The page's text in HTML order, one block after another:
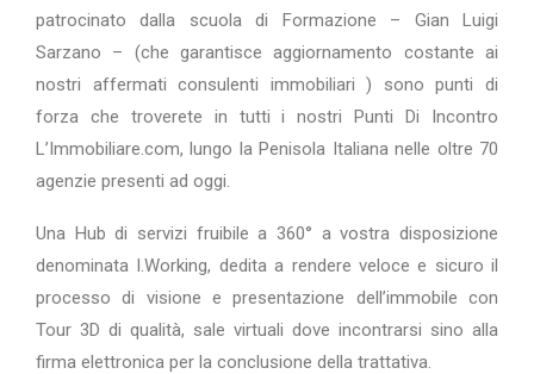
patrocinato dalla scuola di Formazione – Gian Luigi
Sarzano – (che garantisce aggiornamento costante ai
nostri affermati consulenti immobiliari ) sono punti di
forza che troverete in tutti i nostri Punti Di Incontro
L’Immobiliare.com, lungo la Penisola Italiana nelle oltre 70
agenzie presenti ad oggi.
Una Hub di servizi fruibile a 360° a vostra disposizione
denominata I.Working, dedita a rendere veloce e sicuro il
processo di visione e presentazione dell’immobile con
Tour 3D di qualità, sale virtuali dove incontrarsi sino alla
firma elettronica per la conclusione della trattativa.